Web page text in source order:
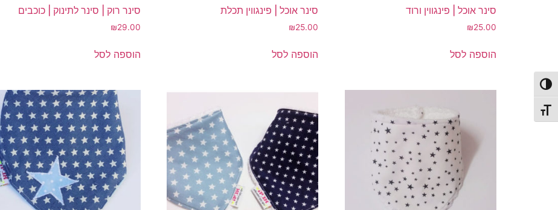
הפעל/כבה ניגודיות גבוהה
מתג גודל גופן
סינר אוכל | פינגווין ורוד
₪25.00
הוספה לסל
סינר אוכל | פינגווין תכלת
₪25.00
הוספה לסל
סינר רוק | סינר לתינוק | כוכבים
₪29.00
הוספה לסל